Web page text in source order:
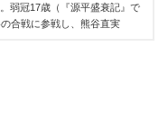
弱冠17歳（『源平盛衰記』で
合戦に参戦し、熊谷直実